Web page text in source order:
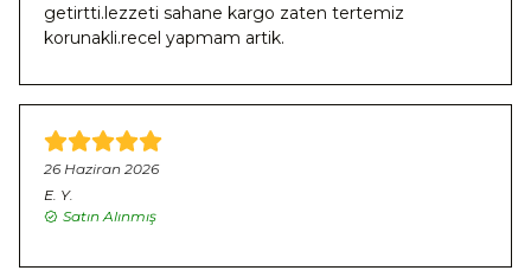
getirtti.lezzeti sahane kargo zaten tertemiz
korunakli.recel yapmam artik.
26 Haziran 2026
E. Y.
Satın Alınmış